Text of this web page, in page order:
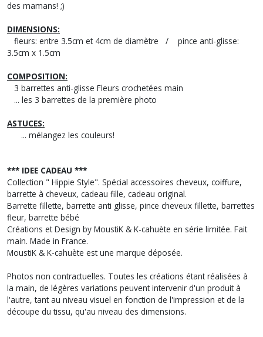
des mamans! ;)
DIMENSIONS:
fleurs: entre 3.5cm et 4cm de diamètre / pince anti-glisse:
3.5cm x 1.5cm
COMPOSITION:
3 barrettes anti-glisse Fleurs crochetées main
... les 3 barrettes de la première photo
ASTUCES:
... mélangez les couleurs!
*** IDEE CADEAU ***
Collection " Hippie Style". Spécial accessoires cheveux, coiffure,
barrette à cheveux, cadeau fille, cadeau original.
Barrette fillette, barrette anti glisse, pince cheveux fillette, barrettes
fleur, barrette bébé
Créations et Design by MoustiK & K-cahuète en série limitée. Fait
main. Made in France.
MoustiK & K-cahuète est une marque déposée.
Photos non contractuelles. Toutes les créations étant réalisées à
la main, de légères variations peuvent intervenir d'un produit à
l'autre, tant au niveau visuel en fonction de l'impression et de la
découpe du tissu, qu'au niveau des dimensions.